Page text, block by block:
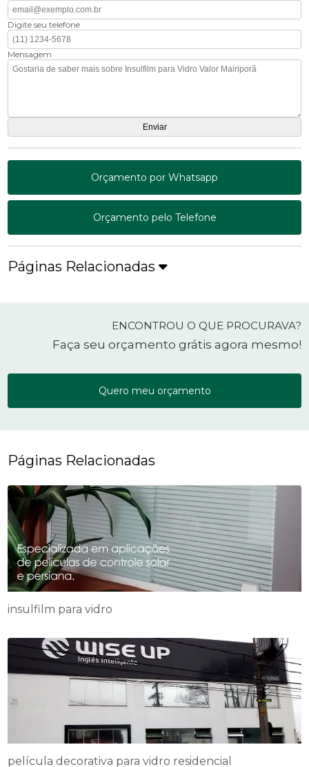
Digite seu telefone
Mensagem
Orçamento por Whatsapp
Orçamento pelo Telefone
Páginas Relacionadas
ENCONTROU O QUE PROCURAVA?
Faça seu orçamento grátis agora mesmo!
Quero meu orçamento
Páginas Relacionadas
insulfilm para vidro
película decorativa para vidro residencial